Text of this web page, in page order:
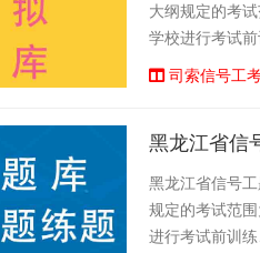
大纲规定的考
学校进行考试
计顺序练题等
司索信号工
黑龙江省信
黑龙江省信号
规定的考试范
进行考试前训